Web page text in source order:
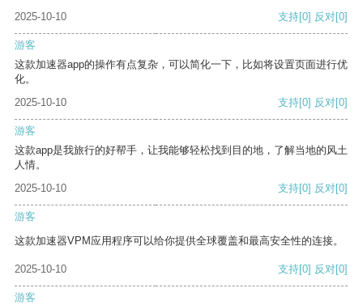
2025-10-10 支持[0] 反对[0]
游客
这款加速器app的操作有点复杂，可以简化一下，比如将设置页面进行优
化。
2025-10-10
支持[0] 反对[0]
游客
这款app是我旅行的好帮手，让我能够轻松找到目的地，了解当地的风土
人情。
2025-10-10
支持[0] 反对[0]
游客
这款加速器VPM应用程序可以给你提供全球覆盖和最高安全性的连接。
2025-10-10 支持[0] 反对[0]
游客